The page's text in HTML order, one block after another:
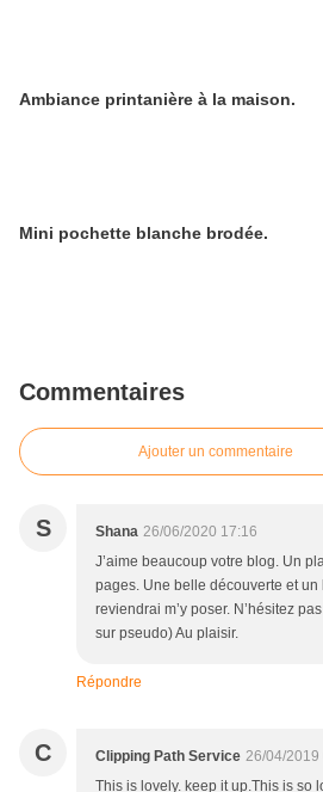
Ambiance printanière à la maison.
Mini pochette blanche brodée.
Commentaires
Ajouter un commentaire
S Shana 26/06/2020 17:16
J’aime beaucoup votre blog. Un
pages. Une belle découverte et un
reviendrai m’y poser. N’hésitez
sur pseudo) Au plaisir.
Répondre
C Clipping Path Service 26/04/2019
This is lovely. keep it up.This is so